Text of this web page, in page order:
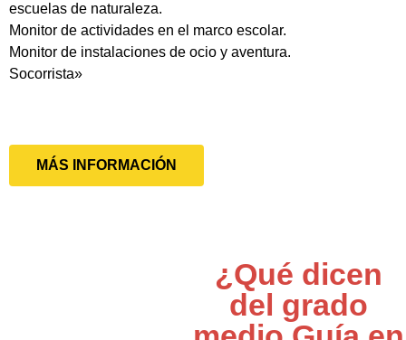
escuelas de naturaleza.
Monitor de actividades en el marco escolar.
Monitor de instalaciones de ocio y aventura.
Socorrista»
MÁS INFORMACIÓN
¿Qué dicen
del grado